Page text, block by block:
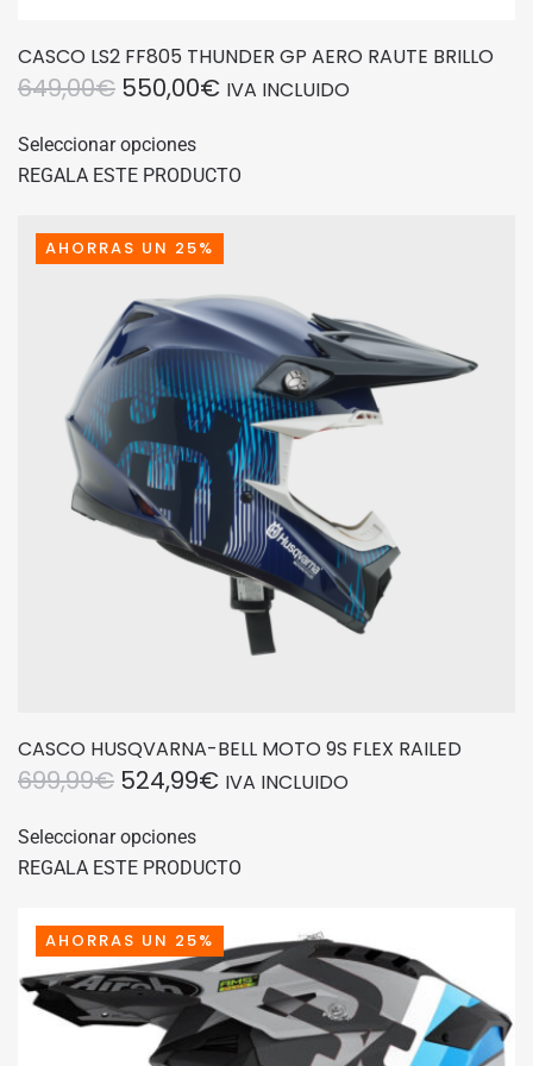
CASCO LS2 FF805 THUNDER GP AERO RAUTE BRILLO
649,00€ EL
ORIGINAL
649,00€.
550,00€EL
550,00€.
IVA INCLUIDO
Seleccionar opcionesproducto
tiene
variantes.
opciones
se
pueden
elegir
en
la
página
de
producto
REGALA ESTE PRODUCTO
AHORRAS UN 25%
CASCO HUSQVARNA-BELL MOTO 9S FLEX RAILED
699,99€ EL
ORIGINAL
699,99€.
524,99€EL
524,99€.
IVA INCLUIDO
Seleccionar opcionesproducto
tiene
variantes.
Las
opciones
se
pueden
REGALA ESTE PRODUCTO
AHORRAS UN 25%